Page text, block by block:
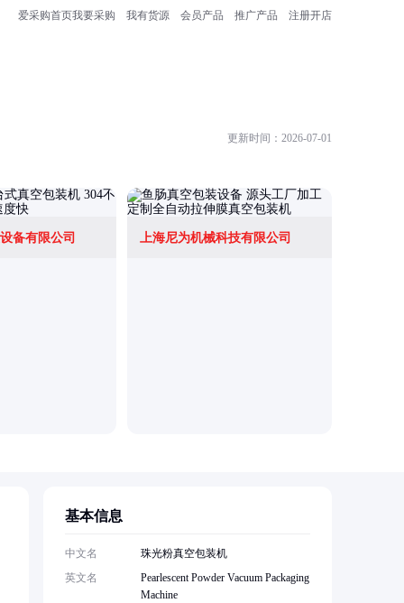
爱采购首页我要采购 我有货源 会员产品 推广产品 注册开店
更新时间：2026-07-01
备有限公司 上海尼为机械科技有限公司
基本信息
中文名
珠光粉真空包装机
英文名
Pearlescent Powder Vacuum Packaging
Machine